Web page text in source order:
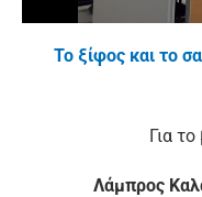
Το ξίφος και το
Για το
Λάμπρος